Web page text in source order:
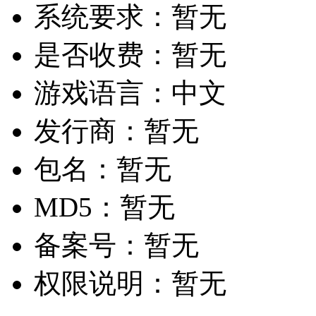
系统要求： 暂无
是否收费： 暂无
游戏语言： 中文
发行商： 暂无
包名： 暂无
MD5： 暂无
备案号： 暂无
权限说明： 暂无